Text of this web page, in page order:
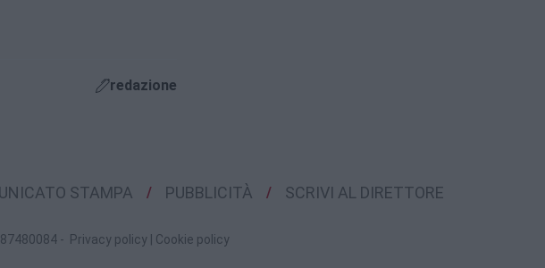
redazione
STAMPA PUBBLICITÀ SCRIVI AL DIRETTORE
- Privacy policy| Cookie policy